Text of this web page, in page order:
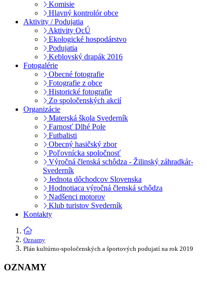
Komisie
Hlavný kontrolór obce
Aktivity / Podujatia
Aktivity OcÚ
Ekologické hospodárstvo
Podujatia
Keblovský drapák 2016
Fotogalérie
Obecné fotografie
Fotografie z obce
Historické fotografie
Zo spoločenských akcií
Organizácie
Materská škola Svederník
Farnosť Dlhé Pole
Futbalisti
Obecný hasičský zbor
Poľovnícka spoločnosť
Výročná členská schôdza - Žilinský záhradkár-
Svederník
Jednota dôchodcov Slovenska
Hodnotiaca výročná členská schôdza
Nadšenci motorov
Klub turistov Svederník
Kontakty
Oznamy
Plán kultúrno-spoločenských a športových podujatí na rok 2019
OZNAMY